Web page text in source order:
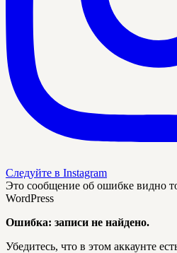
Следуйте в Instagram
Это сообщение об ошибке видно
WordPress
Ошибка: записи не найдено.
Убедитесь, что в этом аккаунте